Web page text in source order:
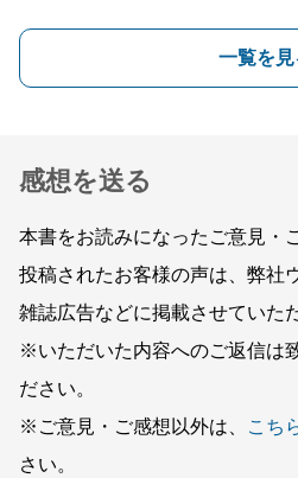
一覧を見
感想を送る
本書をお読みになったご意見・
投稿されたお客様の声は、弊社
雑誌広告などに掲載させていた
※いただいた内容へのご返信は
ださい。
※ご意見・ご感想以外は、
こち
さい。